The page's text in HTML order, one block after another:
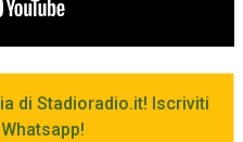
di Stadioradio.it! Iscriviti